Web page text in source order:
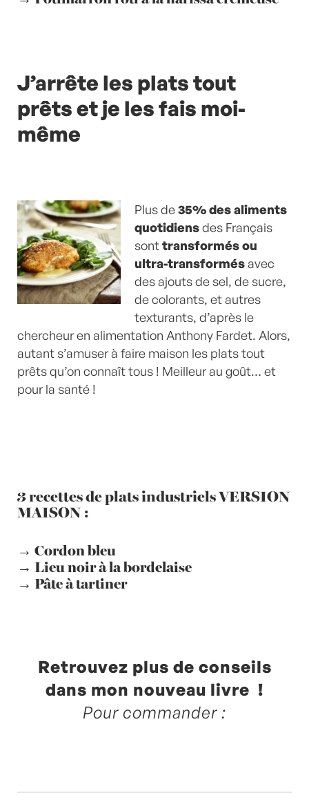
J’arrête les plats tout
prêts et je les fais moi-
même
Plus de35% des aliments
quotidiensdes Français
sonttransformés ou
ultra-transformésavec
des ajouts de sel, de sucre,
de colorants, et autres
texturants, d’après le
chercheur en alimentation Anthony Fardet. Alors,
autant s’amuser à faire maison les plats tout
prêts qu’on connaît tous ! Meilleur au goût… et
pour la santé !
3 recettes de plats industriels VERSION
MAISON :
→ Cordon bleu
→ Lieu noir à la bordelaise
→ Pâte à tartiner
Retrouvez plus de conseils
dans mon nouveau livre !
Pour commander :